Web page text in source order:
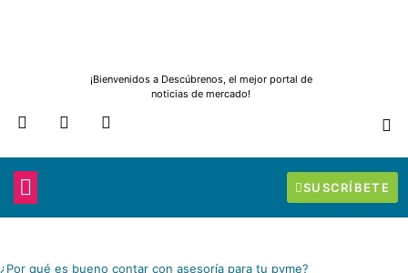
¡Bienvenidos a Descúbrenos, el mejor portal de
noticias de mercado!
F
c
e
o
o
T
i
r
I
s
r
SUSCRÍBETE
¿Por qué es bueno contar con asesoría para tu pyme?